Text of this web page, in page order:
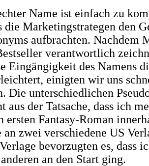
Name ist einfach zu
die Marketingstrategen den
aufbrachten. Nachdem
verantwortlich
Eingängigkeit des Namens
einigten wir uns
Die unterschiedlichen
aus der Tatsache, dass ich
ersten Fantasy-Roman
an zwei verschiedene US
bevorzugten es, dass
an den Start ging.